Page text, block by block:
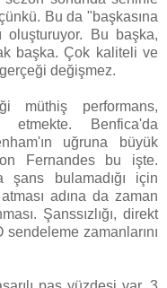
Bu da "başkasına
oluşturuyor. Bu başka,
başka. Çok kaliteli ve
değişmez.
müthiş performans,
Benfica'da
uğruna büyük
Fernandes bu işte.
şans bulamadığı için
adına da zaman
Şanssızlığı, direkt
sendeleme zamanlarını